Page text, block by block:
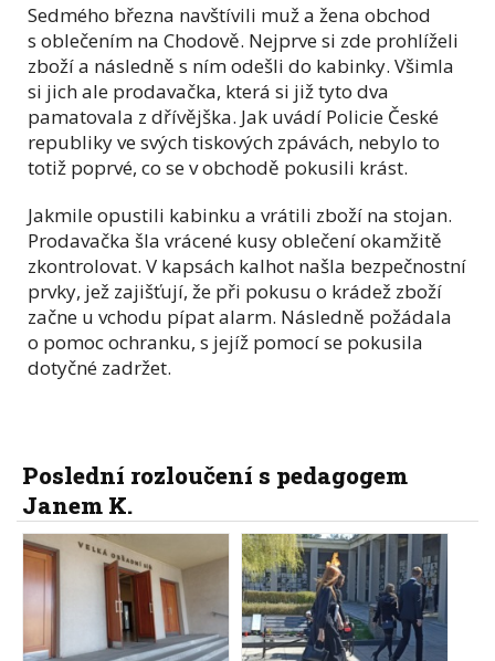
Sedmého března navštívili muž a žena obchod
s oblečením na Chodově. Nejprve si zde prohlíželi
zboží a následně s ním odešli do kabinky. Všimla
si jich ale prodavačka, která si již tyto dva
pamatovala z dřívějška. Jak uvádí Policie České
republiky ve svých tiskových zpávách, nebylo to
totiž poprvé, co se v obchodě pokusili krást.
Jakmile opustili kabinku a vrátili zboží na stojan.
Prodavačka šla vrácené kusy oblečení okamžitě
zkontrolovat. V kapsách kalhot našla bezpečnostní
prvky, jež zajišťují, že při pokusu o krádež zboží
začne u vchodu pípat alarm. Následně požádala
o pomoc ochranku, s jejíž pomocí se pokusila
dotyčné zadržet.
Poslední rozloučení s pedagogem
Janem K.